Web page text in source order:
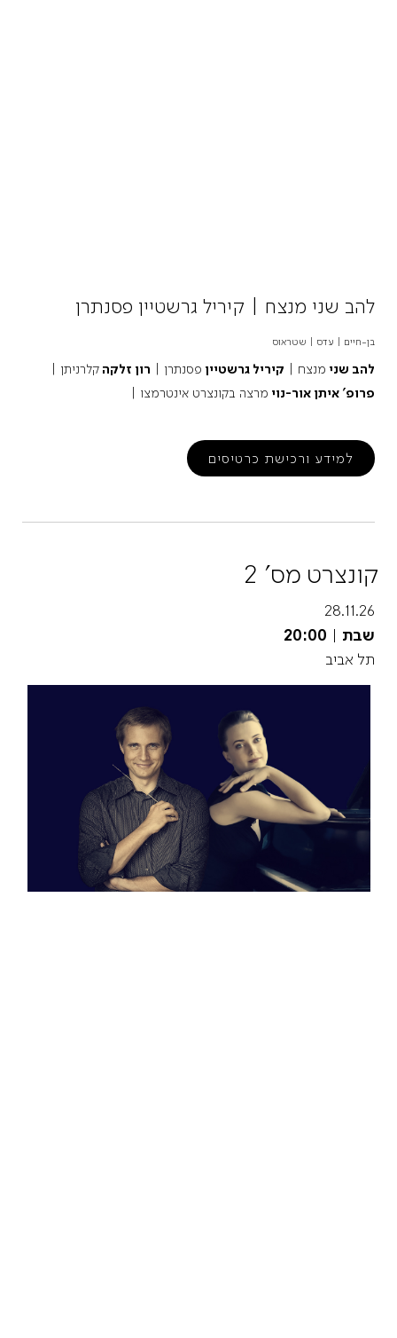
להב שני מנצח | קיריל גרשטיין פסנתרן
בן-חיים | עדס | שטראוס
להב שני מנצח | קיריל גרשטיין פסנתרן | רון זלקה קלרניתן |
פרופ' איתן אור-נוי מרצה בקונצרט אינטרמצו |
למידע ורכישת כרטיסים
קונצרט מס' 2
28.11.26
שבת |
20:00
תל אביב